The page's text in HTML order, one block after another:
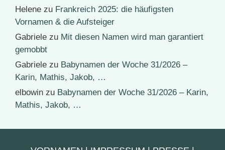
Helene zu Frankreich 2025: die häufigsten
Vornamen & die Aufsteiger
Gabriele zu Mit diesen Namen wird man garantiert
gemobbt
Gabriele zu Babynamen der Woche 31/2026 –
Karin, Mathis, Jakob, …
elbowin zu Babynamen der Woche 31/2026 – Karin,
Mathis, Jakob, …